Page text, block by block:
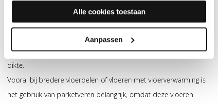
Alle cookies toestaan
Aanpassen
dikke parketdelen en lamelparket, gemaakt van gegalvaniseerd
staal. Voor massieve of robuuste vloeren wordt vaak de 20
millimeter veer gebruikt, die een extra sterke veerdruk biedt en
geschikt is voor vloeren van vijftien tot tweeëntwintig millimeter
dikte.
Vooral bij bredere vloerdelen of vloeren met vloerverwarming is
het gebruik van parketveren belangrijk, omdat deze vloeren